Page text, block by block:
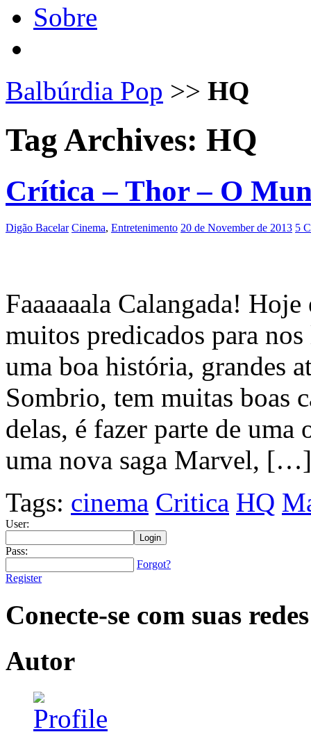
Sobre
Balbúrdia Pop >> HQ
Tag Archives: HQ
Crítica – Thor – O
Digão Bacelar Cinema, Entretenimento 20 de November de 2013 5
Faaaaaala Calangada!
muitos predicados para
uma boa história, grandes
Sombrio, tem muitas boas
delas, é fazer parte de
uma nova saga Marvel, […]
Tags: cinema Critica HQ
User:
Pass:
Forgot?
Register
Conecte-se com suas redes
Autor